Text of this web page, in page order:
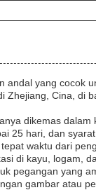
andal yang cocok
Zhejiang, Cina, di
dikemas
25 hari, dan
waktu dari
di kayu, logam,
pegangan yang
gambar atau